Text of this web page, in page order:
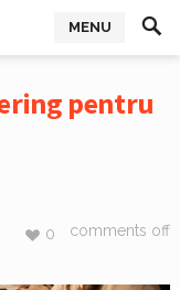
MENU
pentru
comments off
0